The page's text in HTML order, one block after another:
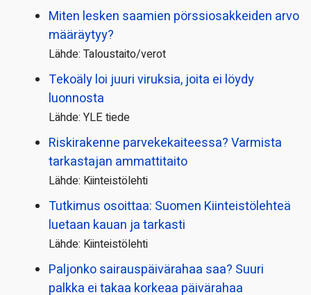
Miten lesken saamien pörssi­osakkeiden arvo
määräytyy?
Lähde: Taloustaito/verot
Tekoäly loi juuri viruksia, joita ei löydy
luonnosta
Lähde: YLE tiede
Riskirakenne parvekekaiteessa? Varmista
tarkastajan ammattitaito
Lähde: Kiinteistölehti
Tutkimus osoittaa: Suomen Kiinteistölehteä
luetaan kauan ja tarkasti
Lähde: Kiinteistölehti
Paljonko sairauspäivä­rahaa saa? Suuri
palkka ei takaa korkeaa päivärahaa